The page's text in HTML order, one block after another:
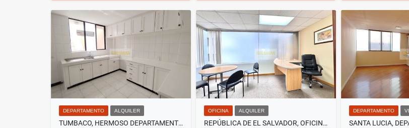
Alquiler Venta
US$72,500
DEPARTAMENTO ALQUILER
TUMBACO, HERMOSO DEPARTAMENTO EN RENTA, 180M2
OFICINA ALQUILER
REPÚBLICA DE EL SALVADOR, OFICINA AMOBLADA EN RENTA, 45M2
DEPARTAMENTO